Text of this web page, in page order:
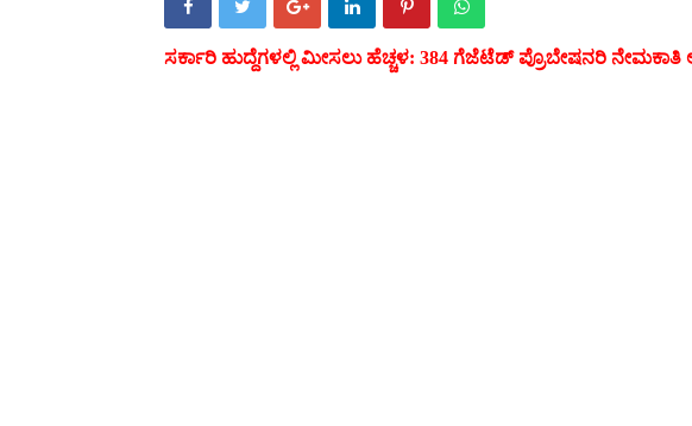
ಸರ್ಕಾರಿ ಹುದ್ದೆಗಳಲ್ಲಿ ಮೀಸಲು ಹೆಚ್ಚಳ: 384 ಗೆಜೆಟೆಡ್ ಪ್ರೊಬೇಷನರಿ